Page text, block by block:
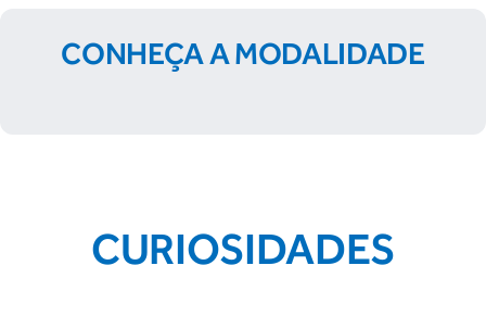
CONHEÇA A MODALIDADE
CURIOSIDADES